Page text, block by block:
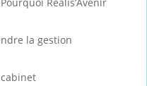
Réalis’Avenir
la gestion